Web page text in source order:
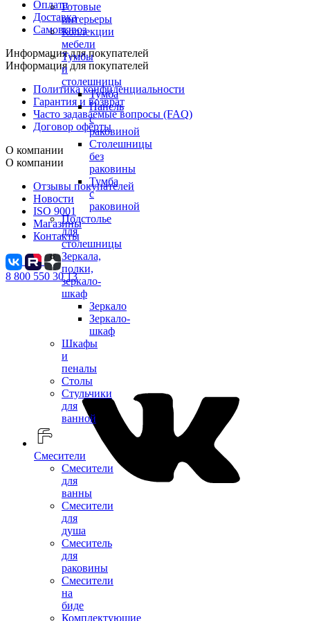
Готовые
интерьеры
Коллекции
мебели
Тумбы
и
столешницы
Тумба
Панель
с
раковиной
Столешницы
без
раковины
Тумба
с
раковиной
Подстолье
для
столешницы
Зеркала,
полки,
зеркало-
шкаф
Зеркало
Зеркало-
шкаф
Шкафы
и
пеналы
Столы
Стульчики
для
ванной
Смесители
Смесители
для
ванны
Смесители
для
душа
Смеситель
для
раковины
Смесители
на
биде
Комплектующие
Оплата
Доставка
Самовывоз
Информация для покупателей
Информация для покупателей
Политика конфиденциальности
Гарантия и возврат
Часто задаваемые вопросы (FAQ)
Договор оферты
О компании
О компании
Отзывы покупателей
Новости
ISO 9001
Магазины
Контакты
8 800 550 30 13